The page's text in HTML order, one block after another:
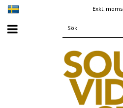
Exkl. moms